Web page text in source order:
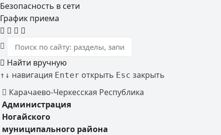
Безопасность в сети
График приема
Найти вручную
↑ ↓ навигация Enter открыть Esc закрыть
Карачаево-Черкесская Республика
Администрация
Ногайского
муниципального района